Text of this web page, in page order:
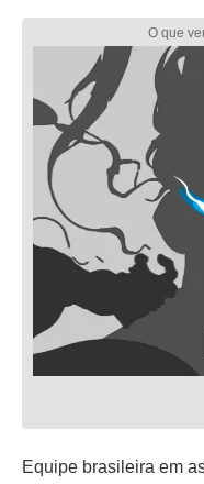
Equipe brasileira em